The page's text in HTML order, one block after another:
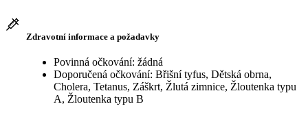
Zdravotní informace a požadavky
Povinná očkování: žádná
Doporučená očkování: Břišní tyfus, Dětská obrna,
Cholera, Tetanus, Záškrt, Žlutá zimnice, Žloutenka typu
A, Žloutenka typu B